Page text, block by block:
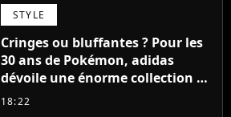
STYLE
Cringes ou bluffantes ? Pour les
30 ans de Pokémon, adidas
dévoile une énorme collection de
sneakers et je ne sais pas quoi en
18:22